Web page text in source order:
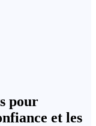
pour
et les